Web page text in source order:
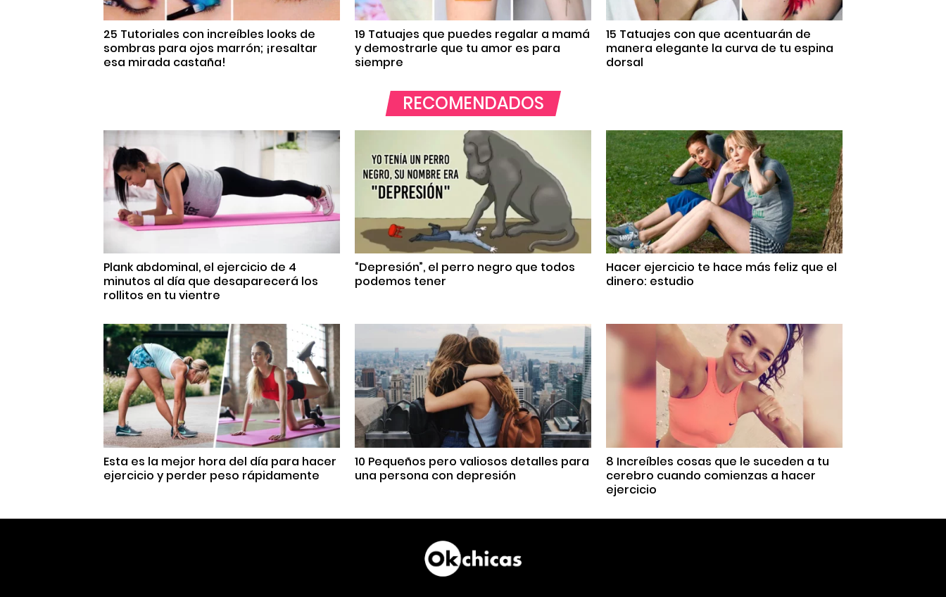
25 Tutoriales con increíbles looks de
sombras para ojos marrón; ¡resaltar
esa mirada castaña!
19 Tatuajes que puedes regalar a mamá
y demostrarle que tu amor es para
siempre
15 Tatuajes con que acentuarán de
manera elegante la curva de tu espina
dorsal
RECOMENDADOS
Plank abdominal, el ejercicio de 4
minutos al día que desaparecerá los
rollitos en tu vientre
“Depresión”, el perro negro que todos
podemos tener
Hacer ejercicio te hace más feliz que el
dinero: estudio
Esta es la mejor hora del día para hacer
ejercicio y perder peso rápidamente
10 Pequeños pero valiosos detalles para
una persona con depresión
8 Increíbles cosas que le suceden a tu
cerebro cuando comienzas a hacer
ejercicio